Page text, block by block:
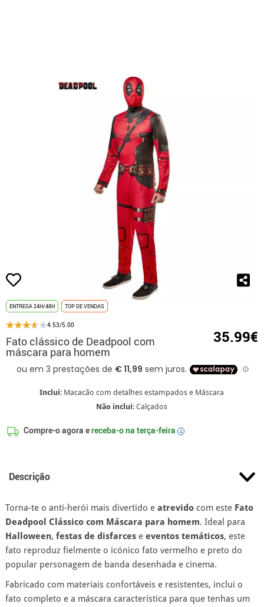
ENTREGA 24H/48H TOP DE VENDAS
4.53/5.00
Fato clássico de Deadpool com
máscara para homem
35.99€
Inclui: Macacão com detalhes estampados e Máscara
Não inclui: Calçados
Compre-o agora ereceba-o na terça-feira i
Descrição
Torna-te o anti-herói mais divertido e atrevidocom este Fato
Deadpool Clássico com Máscara para homem. Ideal para
Halloween, festas de disfarcese eventos temáticos, este
fato reproduz fielmente o icónico fato vermelho e preto do
popular personagem de banda desenhada e cinema.
Fabricado com materiais confortáveis e resistentes, inclui o
fato completo e a máscara característica para que tenhas um